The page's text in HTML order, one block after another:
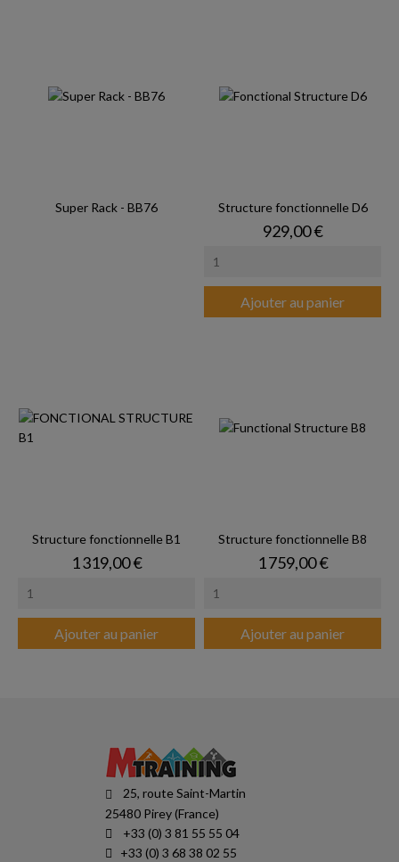
Super Rack - BB76 Structure fonctionnelle D6
Prix
929,00 €
Ajouter au panier
Structure fonctionnelle B1
Prix
1 319,00 €
Ajouter au panier
Structure fonctionnelle B8
Prix
1 759,00 €
Ajouter au panier
25, route Saint-Martin
25480 Pirey (France)
+33 (0) 3 81 55 55 04
+33 (0) 3 68 38 02 55